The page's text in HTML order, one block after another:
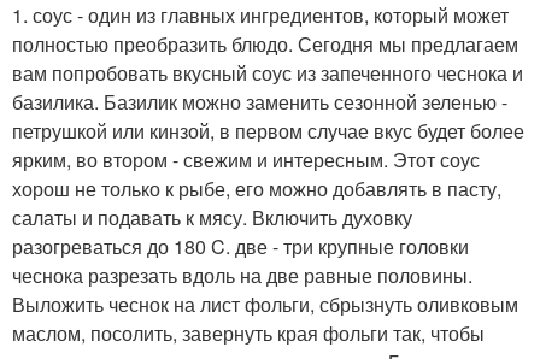
1. соус - один из главных ингредиентов, который может
полностью преобразить блюдо. Сегодня мы предлагаем
вам попробовать вкусный соус из запеченного чеснока и
базилика. Базилик можно заменить сезонной зеленью -
петрушкой или кинзой, в первом случае вкус будет более
ярким, во втором - свежим и интересным. Этот соус
хорош не только к рыбе, его можно добавлять в пасту,
салаты и подавать к мясу. Включить духовку
разогреваться до 180 C. две - три крупные головки
чеснока разрезать вдоль на две равные половины.
Выложить чеснок на лист фольги, сбрызнуть оливковым
маслом, посолить, завернуть края фольги так, чтобы